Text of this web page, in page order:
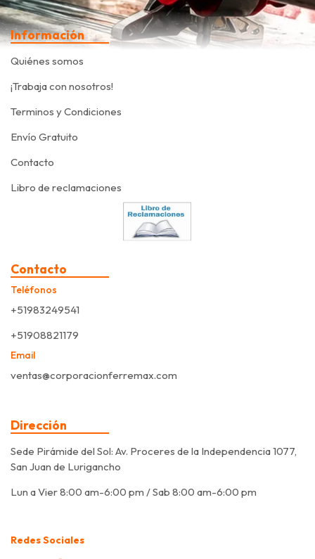
Información
Quiénes somos
¡Trabaja con nosotros!
Terminos y Condiciones
Envío Gratuito
Contacto
Libro de reclamaciones
Contacto
Teléfonos
+51983249541
+51908821179
Email
ventas@corporacionferremax.com
Dirección
Sede Pirámide del Sol: Av. Proceres de la Independencia 1077,
San Juan de Lurigancho
Lun a Vier 8:00 am-6:00 pm / Sab 8:00 am-6:00 pm
Redes Sociales